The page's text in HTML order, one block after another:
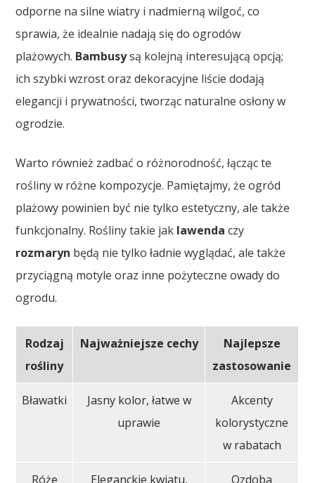
odporne na silne wiatry i nadmierną wilgoć, co
sprawia, że idealnie nadają się do ogrodów
plażowych. Bambusysą kolejną interesującą opcją;
ich szybki wzrost oraz dekoracyjne liście dodają
elegancji i prywatności, tworząc naturalne osłony w
ogrodzie.
Warto również zadbać o różnorodność, łącząc te
rośliny w różne kompozycje. Pamiętajmy, że ogród
plażowy powinien być nie tylko estetyczny, ale także
funkcjonalny. Rośliny takie jak lawenda czy
rozmaryn będą nie tylko ładnie wyglądać, ale także
przyciągną motyle oraz inne pożyteczne owady do
ogrodu.
Rodzaj
rośliny
Najważniejsze cechy
Najlepsze
zastosowanie
Bławatki
Jasny kolor, łatwe w
uprawie
Akcenty
kolorystyczne
w rabatach
Róże
Eleganckie kwiatu,
Ozdoba